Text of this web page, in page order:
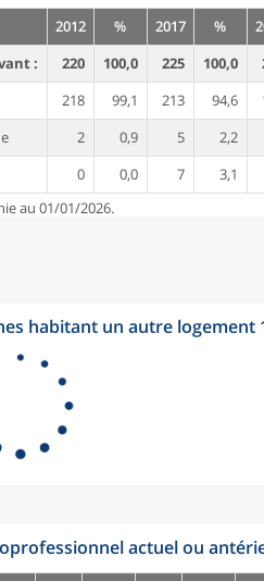
2012 % 2017 %
:
220 100,0 225 100,0
218 99,1 213 94,6
2 0,9 5
2,2
0 0,0 7
3,1
au 01/01/2026.
habitant un autre logement
actuel ou